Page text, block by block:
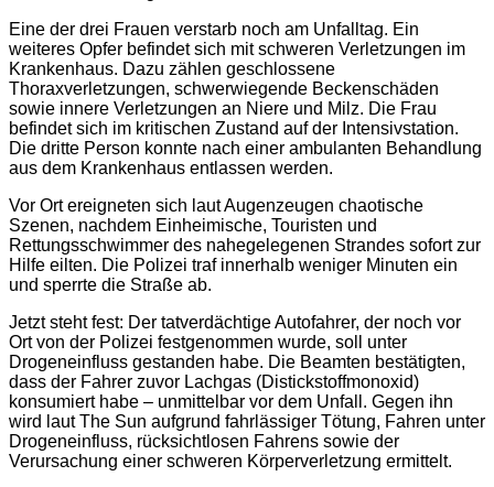
Eine der drei Frauen verstarb noch am Unfalltag. Ein
weiteres Opfer befindet sich mit schweren Verletzungen im
Krankenhaus. Dazu zählen geschlossene
Thoraxverletzungen, schwerwiegende Beckenschäden
sowie innere Verletzungen an Niere und Milz. Die Frau
befindet sich im kritischen Zustand auf der Intensivstation.
Die dritte Person konnte nach einer ambulanten Behandlung
aus dem Krankenhaus entlassen werden.
Vor Ort ereigneten sich laut Augenzeugen chaotische
Szenen, nachdem Einheimische, Touristen und
Rettungsschwimmer des nahegelegenen Strandes sofort zur
Hilfe eilten. Die Polizei traf innerhalb weniger Minuten ein
und sperrte die Straße ab.
Jetzt steht fest: Der tatverdächtige Autofahrer, der noch vor
Ort von der Polizei festgenommen wurde, soll unter
Drogeneinfluss gestanden habe. Die Beamten bestätigten,
dass der Fahrer zuvor Lachgas (Distickstoffmonoxid)
konsumiert habe – unmittelbar vor dem Unfall. Gegen ihn
wird laut The Sun aufgrund fahrlässiger Tötung, Fahren unter
Drogeneinfluss, rücksichtlosen Fahrens sowie der
Verursachung einer schweren Körperverletzung ermittelt.